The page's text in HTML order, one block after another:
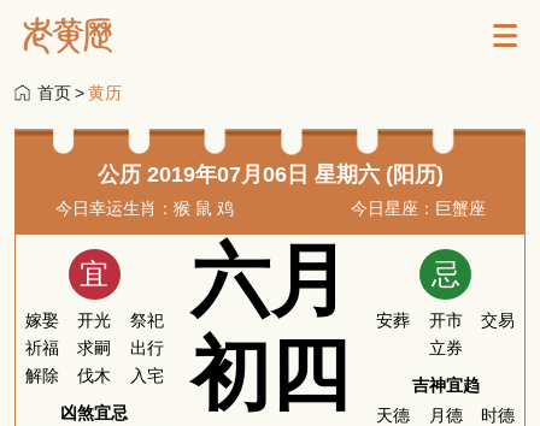
首页>黄历
公历 2019年07月06日 星期六 (阳历)
今日幸运生肖：猴 鼠 鸡 今日星座：巨蟹座
宜
嫁娶 开光
祭祀
祈福
求嗣
出行
解除
伐木
入宅
凶煞宜忌
六月
初四
忌
安葬 开市
交易
立券
吉神宜趋
天德
月德
时德